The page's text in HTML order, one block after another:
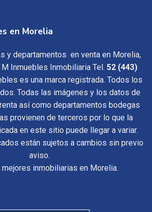
en Morelia
y departamentos en venta en Morelia,
M Inmuebles Inmobiliaria Tel. 52 (443)
es una marca registrada. Todos los
Todas las imágenes y los datos de
así como departamentos bodegas
provienen de terceros por lo que la
en este sitio puede llegar a variar.
están sujetos a cambios sin previo
aviso.
mejores inmobiliarias en Morelia.